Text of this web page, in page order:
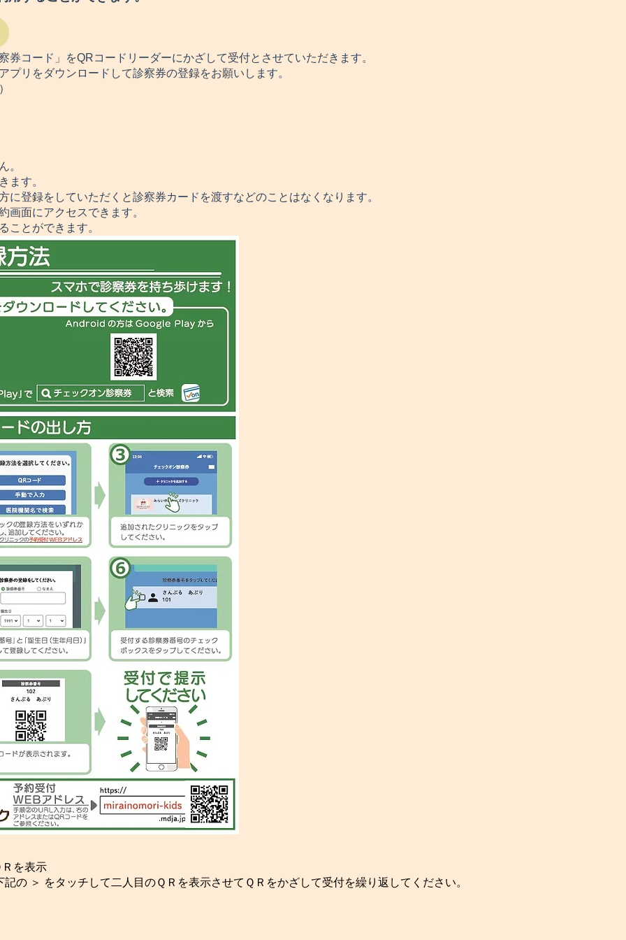
券コード」をQRコードリーダーにかざして受付とさせていただきます。
プリをダウンロードして診察券の登録をお願いします。
。
ます。
登録をしていただくと診察券カードを渡すなどのことはなくなります。
面にアクセスできます。
ことができます。
を表示
の ＞ をタッチして二人目のＱＲを表示させてＱＲをかざして受付を繰り返してください。